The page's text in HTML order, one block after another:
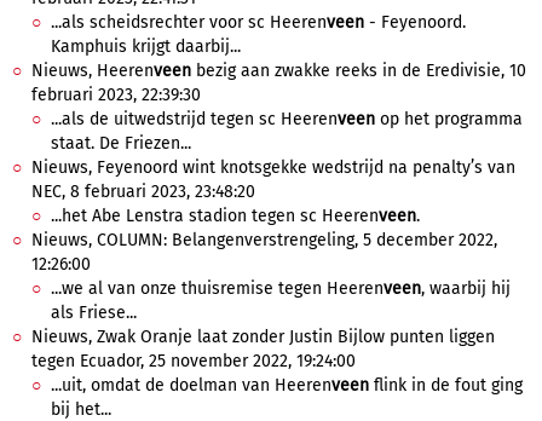
...als scheidsrechter voor sc Heerenveen - Feyenoord.
Kamphuis krijgt daarbij...
Nieuws, Heerenveen bezig aan zwakke reeks in de Eredivisie, 10
februari 2023, 22:39:30
...als de uitwedstrijd tegen sc Heerenveen op het programma
staat. De Friezen...
Nieuws, Feyenoord wint knotsgekke wedstrijd na penalty’s van
NEC, 8 februari 2023, 23:48:20
...het Abe Lenstra stadion tegen sc Heerenveen.
Nieuws, COLUMN: Belangenverstrengeling, 5 december 2022,
12:26:00
...we al van onze thuisremise tegen Heerenveen, waarbij hij
als Friese...
Nieuws, Zwak Oranje laat zonder Justin Bijlow punten liggen
tegen Ecuador, 25 november 2022, 19:24:00
...uit, omdat de doelman van Heerenveen flink in de fout ging
bij het...